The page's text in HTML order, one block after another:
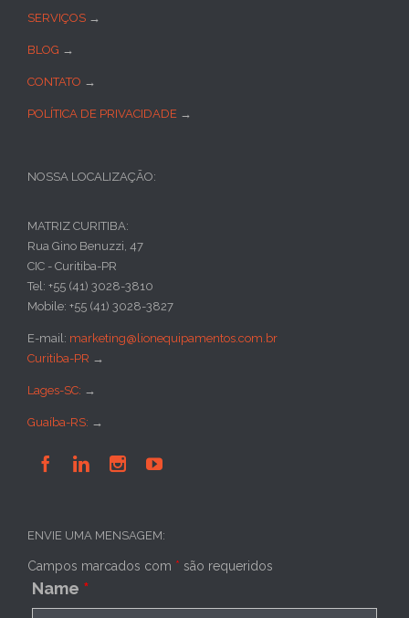
SERVIÇOS →
BLOG →
CONTATO →
POLÍTICA DE PRIVACIDADE →
NOSSA LOCALIZAÇÃO:
MATRIZ CURITIBA:
Rua Gino Benuzzi, 47
CIC - Curitiba-PR
Tel: +55 (41) 3028-3810
Mobile: +55 (41) 3028-3827
E-mail: marketing@lionequipamentos.com.br
Curitiba-PR →
Lages-SC: →
Guaíba-RS: →
   
ENVIE UMA MENSAGEM:
Campos marcados com * são requeridos
Name *